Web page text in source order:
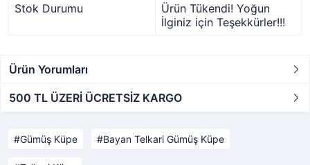
Stok Durumu
Ürün Tükendi! Yoğun
İlginiz için Teşekkürler!!!
Ürün Yorumları
500 TL ÜZERİ ÜCRETSİZ KARGO
Gümüş Küpe Bayan Telkari Gümüş Küpe